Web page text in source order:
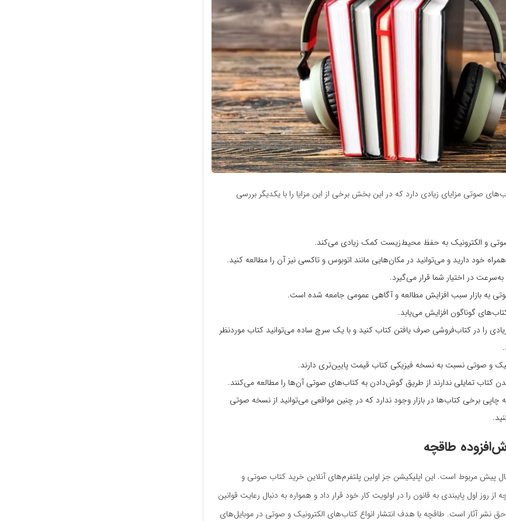
صوتی مزایای زیادی دارد که در این بخش برخی از این مزایا را با یکدیگر بررسی
و الکترونیک به حفظ محیط‌زیست کمک زیادی می‌کند.
خود دارید و می‌توانید در مکان‌هایی مانند اتوبوس و تاکسی نیز آن را مطالعه کنید.
در اختیار شما قرار می‌گیرد.
به بازار سبب افزایش مطالعه و آگاهی عمومی جامعه شده است.
گوناگون افزایش می‌یابد.
را در کتاب‌فروشی صرف یافتن کتاب کنید و با یک سرچ ساده می‌توانید کتاب موردنظر
و صوتی نسبت به نسخه فیزیکی کتاب قیمت پایین‌تری دارند.
کتاب تمایلی ندارند از طریق گوش‌دادن به کتاب‌های صوتی آن‌ها را مطالعه می‌کنند.
برخی کتاب‌ها در بازار وجود ندارد که در چنین مواقعی می‌توانید از نسخه صوتی
طاقچه
طاقچه به 8 سال پیش مربوط است. این اپلیکیشن جز اولین پلتفرم‌های آنلاین خرید کتاب صوتی و
روز اول پایبندی به قانون را در اولویت کار خود قرار داد و همواره به دنبال رعایت قوانین
نشر آثار است. طاقچه با هدف انتشار انواع کتاب‌های الکترونیک و صوتی در موبایل‌های